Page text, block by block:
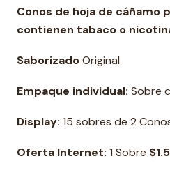
Conos de hoja de cáñamo
contienen tabaco o
SaborizadoOriginal
Empaque individual: Sobre
Display: 15 sobres de 2
Oferta Internet: 1 Sobre